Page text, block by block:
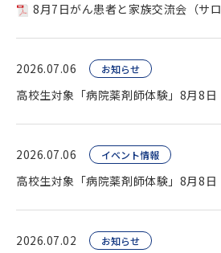
8月7日がん患者と家族交流会（サ
2026.07.06 お知らせ
高校生対象「病院薬剤師体験」8月8日
2026.07.06 イベント情報
高校生対象「病院薬剤師体験」8月8日
2026.07.02 お知らせ